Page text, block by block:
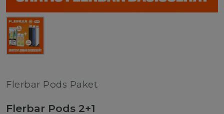
Flerbar Pods Paket
Flerbar Pods 2+1